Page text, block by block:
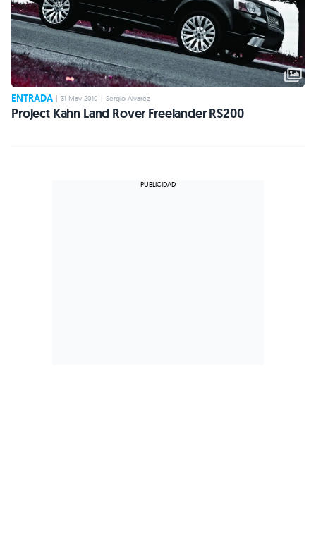
ENTRADA | 31 May 2010 | Sergio Álvarez
Project Kahn Land Rover Freelander RS200